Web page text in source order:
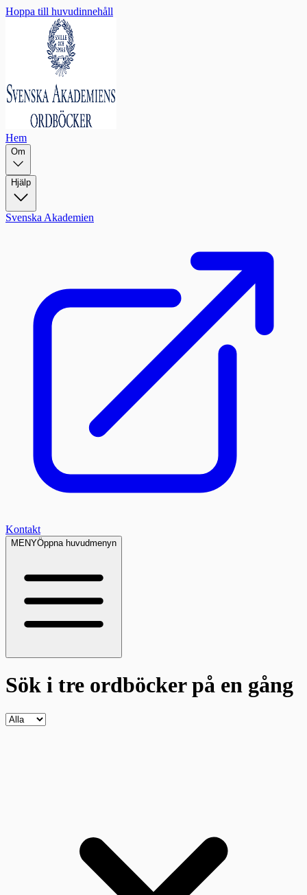
Hoppa till huvudinnehåll
Hem
Om
Hjälp
Svenska Akademien
Kontakt
MENYÖppna huvudmenyn
Sök i tre ordböckerpå en gång